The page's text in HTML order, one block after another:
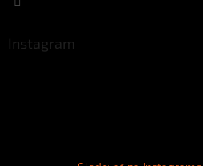
Instagram